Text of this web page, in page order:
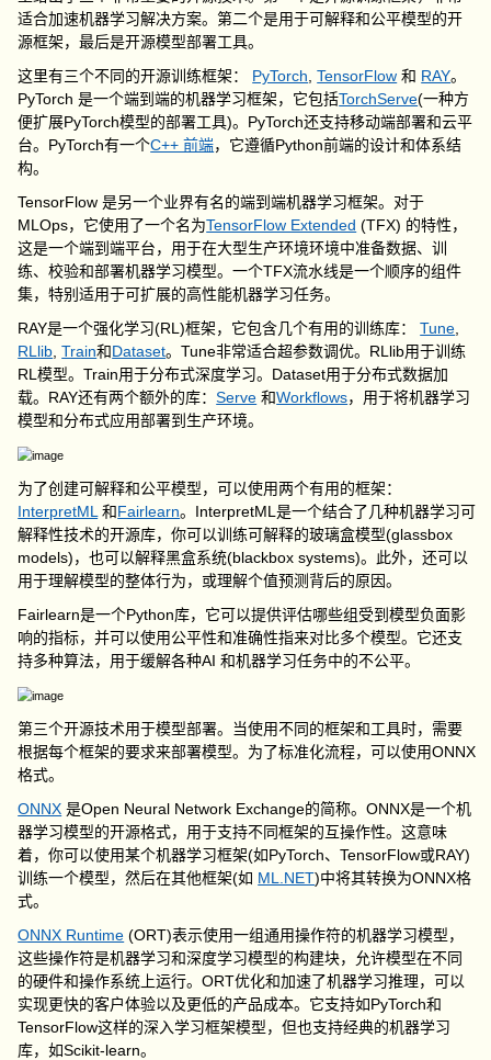
适合加速机器学习解决方案。第二个是用于可解释和公平模型的开
源框架，最后是开源模型部署工具。
这里有三个不同的开源训练框架： PyTorch ,TensorFlow 和 RAY。
PyTorch 是一个端到端的机器学习框架，它包括TorchServe(一种方
便扩展PyTorch模型的部署工具)。PyTorch还支持移动端部署和云平
台。PyTorch有一个C++ 前端，它遵循Python前端的设计和体系结
构。
TensorFlow 是另一个业界有名的端到端机器学习框架。对于
MLOps，它使用了一个名为TensorFlow Extended (TFX) 的特性，
这是一个端到端平台，用于在大型生产环境环境中准备数据、训
练、校验和部署机器学习模型。一个TFX流水线是一个顺序的组件
集，特别适用于可扩展的高性能机器学习任务。
RAY是一个强化学习(RL)框架，它包含几个有用的训练库：Tune
RLlib ,Train和Dataset。Tune非常适合超参数调优。RLlib用于训练
RL模型。Train用于分布式深度学习。Dataset用于分布式数据加
载。RAY还有两个额外的库：Serve 和Workflows，用于将机器学习
模型和分布式应用部署到生产环境。
为了创建可解释和公平模型，可以使用两个有用的框架：
InterpretML 和Fairlearn。InterpretML是一个结合了几种机器学习可
解释性技术的开源库，你可以训练可解释的玻璃盒模型(glassbox
models)，也可以解释黑盒系统(blackbox systems)。此外，还可以
用于理解模型的整体行为，或理解个值预测背后的原因。
Fairlearn是一个Python库，它可以提供评估哪些组受到模型负面影
响的指标，并可以使用公平性和准确性指来对比多个模型。它还支
持多种算法，用于缓解各种AI 和机器学习任务中的不公平。
第三个开源技术用于模型部署。当使用不同的框架和工具时，需要
根据每个框架的要求来部署模型。为了标准化流程，可以使用ONNX
格式。
ONNX 是Open Neural Network Exchange的简称。ONNX是一个机
器学习模型的开源格式，用于支持不同框架的互操作性。这意味
着，你可以使用某个机器学习框架(如PyTorch、TensorFlow或RAY)
训练一个模型，然后在其他框架(如 ML.NET)中将其转换为ONNX格
式。
ONNX Runtime (ORT)表示使用一组通用操作符的机器学习模型，
这些操作符是机器学习和深度学习模型的构建块，允许模型在不同
的硬件和操作系统上运行。ORT优化和加速了机器学习推理，可以
实现更快的客户体验以及更低的产品成本。它支持如PyTorch和
TensorFlow这样的深入学习框架模型，但也支持经典的机器学习
库，如Scikit-learn。